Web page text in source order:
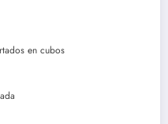
en cubos